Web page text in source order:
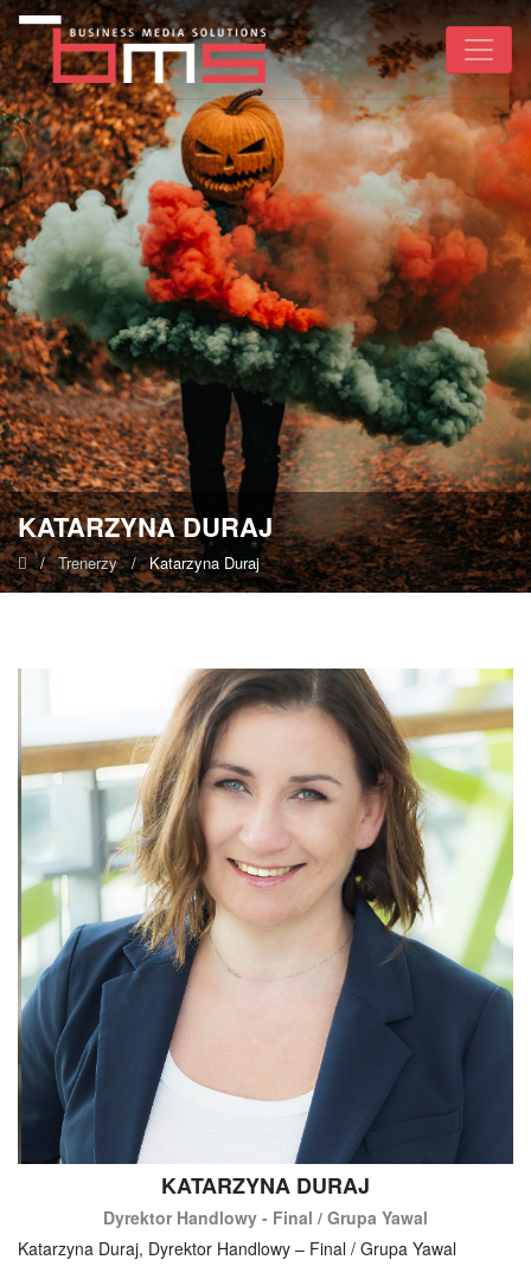
KATARZYNA DURAJ
/ Trenerzy / Katarzyna Duraj
KATARZYNA DURAJ
Dyrektor Handlowy - Final / Grupa Yawal
Katarzyna Duraj, Dyrektor Handlowy – Final / Grupa Yawal